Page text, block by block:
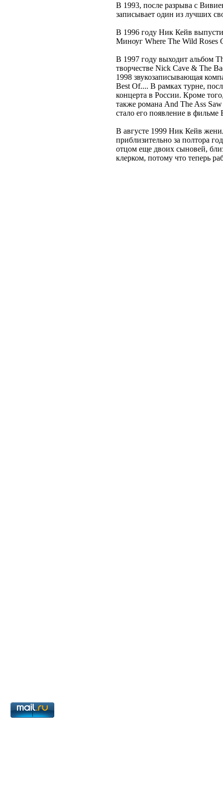
В 1993, после разрыва с
записывает один из лучших
В 1996 году Ник Кейв
Миноуг Where The Wild Roses
В 1997 году выходит альбом
творчестве Nick Cave & The
1998 звукозаписывающая
Best Of.... В рамках турне,
концерта в России. Кроме
также романа And The Ass
стало его появление в
В августе 1999 Ник Кейв
приблизительно за полтора
отцом еще двоих сыновей,
клерком, потому что теперь